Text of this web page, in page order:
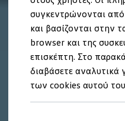
συγκεντρώνονται
και βασίζονται στην
browser και της
επισκέπτη. Στο
διαβάσετε αναλυτικά
των cookies αυτού
ID.5
ID.5 GTX
ID.7
ID.7 GTX
ID. Buzz
ID. Buzz
ID. CROSS
eHybrid μοντέλα
Golf GTE